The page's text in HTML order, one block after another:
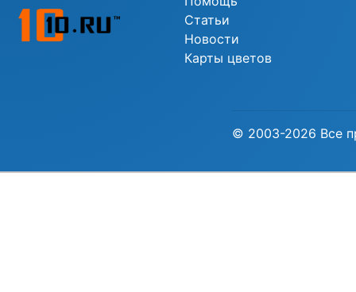
Статьи
Новости
Карты цветов
© 2003-2026 Все